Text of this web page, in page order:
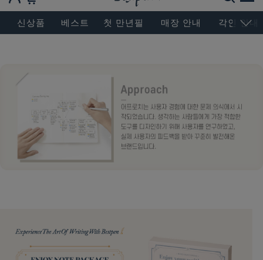
BESEN MASTERPIECE, SINCE 2004
신상품 베스트 첫 만년필 매장 안내 각인 안내